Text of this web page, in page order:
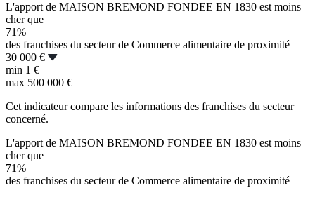
L'apport de MAISON BREMOND FONDEE EN 1830 est moins
cher que
71%
des franchises du secteur de Commerce alimentaire de proximité
30 000 €
min 1 €
max 500 000 €
Cet indicateur compare les informations des franchises du secteur
concerné.
L'apport de MAISON BREMOND FONDEE EN 1830 est moins
cher que
71%
des franchises du secteur de Commerce alimentaire de proximité